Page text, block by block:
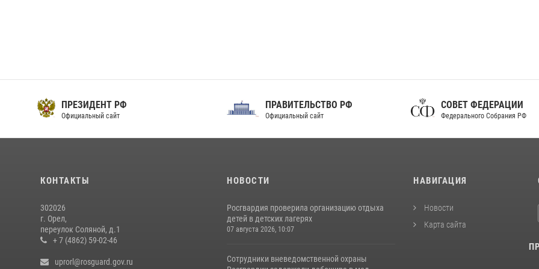
ПРЕЗИДЕНТ РФ
Официальный сайт
ПРАВИТЕЛЬСТВО РФ
Официальный сайт
СОВЕТ ФЕДЕРАЦИИ
Федерального Собрания РФ
КОНТАКТЫ
302026
г. Орел,
переулок Соляной, д.1
+ 7 (4862) 59-02-46
uprorl@rosguard.gov.ru
НОВОСТИ
Росгвардия проверила организацию отдыха
детей в детских лагерях
07 августа 2026, 10:07
Сотрудники вневедомственной охраны
НАВИГАЦИЯ
Новости
Карта сайта